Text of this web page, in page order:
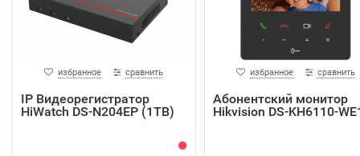
избранное сравнить
IP Видеорегистратор
HiWatch DS-N204EP (1TB)
избранное сравнить
Абонентский монитор
Hikvision DS-KH6110-